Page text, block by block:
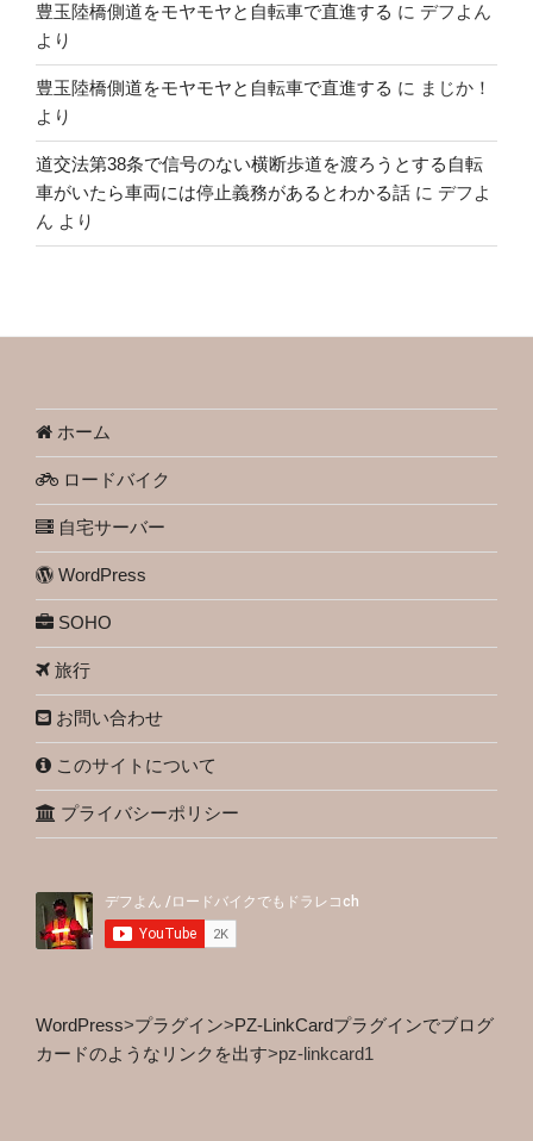
豊玉陸橋側道をモヤモヤと自転車で直進する に デフよん
より
豊玉陸橋側道をモヤモヤと自転車で直進する に まじか！
より
道交法第38条で信号のない横断歩道を渡ろうとする自転
車がいたら車両には停止義務があるとわかる話 に デフよ
ん より
ホーム
ロードバイク
自宅サーバー
WordPress
SOHO
旅行
お問い合わせ
このサイトについて
プライバシーポリシー
WordPress>プラグイン>PZ-LinkCardプラグインでブログ
カードのようなリンクを出す>pz-linkcard1